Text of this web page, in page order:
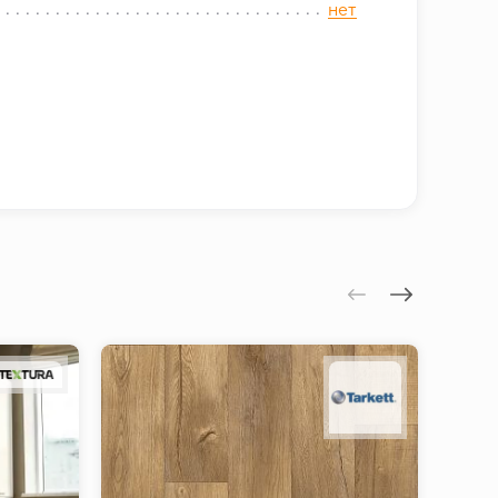
нет
натуральных оттенков и
в различных вариантах оттенков и
уложен на любую ровную
наиболее подходящее время доставки
в заказе, изменение стоимости
и пр.), к сожалению, невозможно.
между стеной и полом, не
а также выполняется